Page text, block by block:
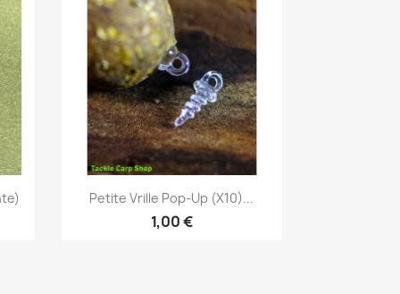
Aperçu rapide
Petite Vrille Pop-Up (x10)...
1,00 €